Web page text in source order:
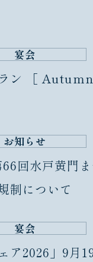
宴会
ン ［
お知らせ
回水戸黄門
制について
宴会
ア2026」9月